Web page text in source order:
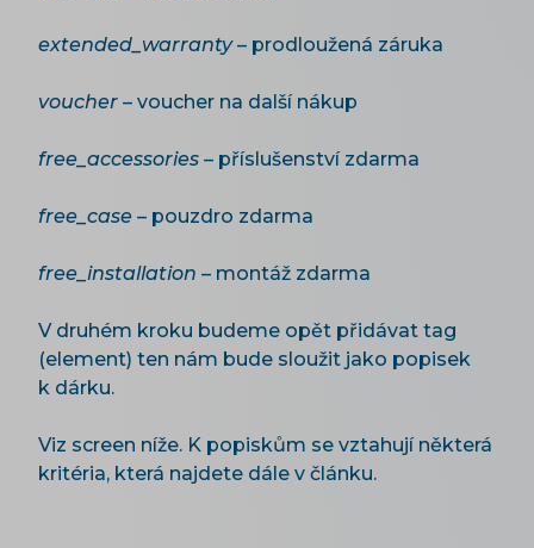
extended_warranty– prodloužená záruka
voucher – voucher na další nákup
free_accessories – příslušenství zdarma
free_case – pouzdro zdarma
free_installation – montáž zdarma
V druhém kroku budeme opět přidávat tag
(element) ten nám bude sloužit jako popisek
k dárku.
Viz screen níže. K popiskům se vztahují některá
kritéria, která najdete dále v článku.